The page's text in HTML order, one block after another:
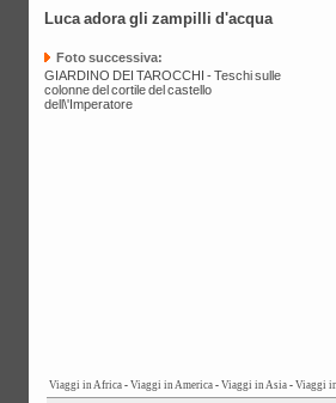
Luca adora gli zampilli d'acqua
Foto successiva:
GIARDINO DEI TAROCCHI - Teschi sulle
colonne del cortile del castello
dell\'Imperatore
Viaggi in Africa - Viaggi in America - Viaggi in Asia - Viaggi